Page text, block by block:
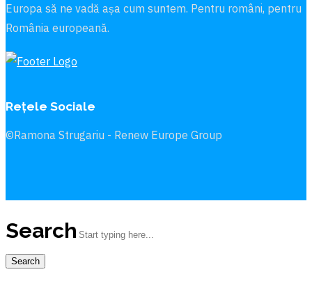
Europa să ne vadă aşa cum suntem. Pentru români, pentru
România europeană.
Rețele Sociale
©Ramona Strugariu - Renew Europe Group
Search